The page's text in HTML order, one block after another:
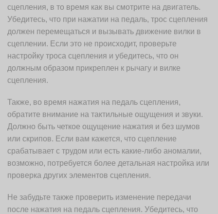
сцепления, в то время как вы смотрите на двигатель.
Убедитесь, что при нажатии на педаль, трос сцепления
должен перемещаться и вызывать движение вилки в
сцеплении. Если это не происходит, проверьте
настройку троса сцепления и убедитесь, что он
должным образом прикреплен к рычагу и вилке
сцепления.
Также, во время нажатия на педаль сцепления,
обратите внимание на тактильные ощущения и звуки.
Должно быть четкое ощущение нажатия и без шумов
или скрипов. Если вам кажется, что сцепление
срабатывает с трудом или есть какие-либо аномалии,
возможно, потребуется более детальная настройка или
проверка других элементов сцепления.
Не забудьте также проверить изменение передачи
после нажатия на педаль сцепления. Убедитесь, что